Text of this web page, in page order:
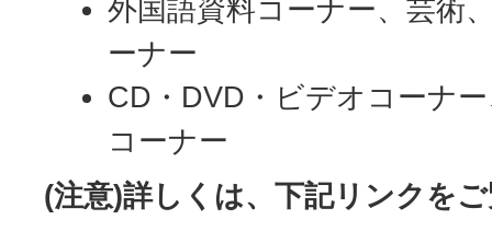
外国語資料コーナー、芸術
ーナー
CD・DVD・ビデオコーナ
コーナー
(注意)詳しくは、下記リンクを